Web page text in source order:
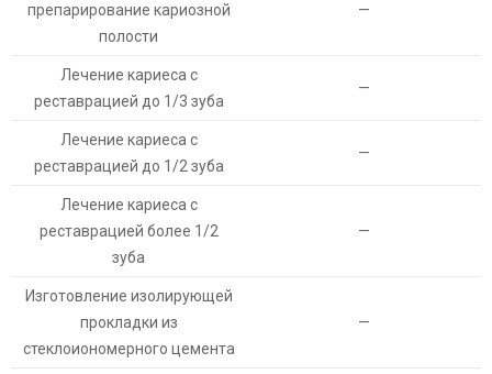
препарирование кариозной
полости
—
Лечение кариеса с
реставрацией до 1/3 зуба
—
Лечение кариеса с
реставрацией до 1/2 зуба
—
Лечение кариеса с
реставрацией более 1/2
зуба
—
Изготовление изолирующей
прокладки из
стеклоиономерного цемента
—